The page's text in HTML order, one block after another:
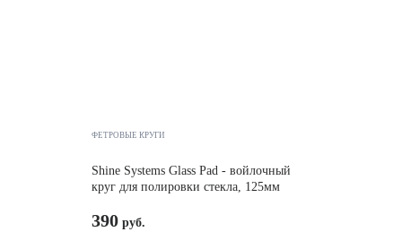
ФЕТРОВЫЕ КРУГИ
Shine Systems Glass Pad - войлочный
круг для полировки стекла, 125мм
390